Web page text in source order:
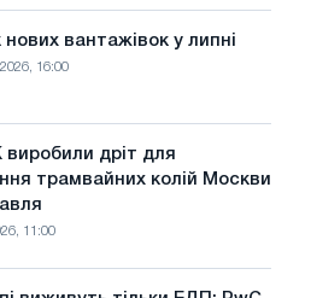
нових вантажівок у липні
16:00
дріт для
трамвайних колій Москви
11:00